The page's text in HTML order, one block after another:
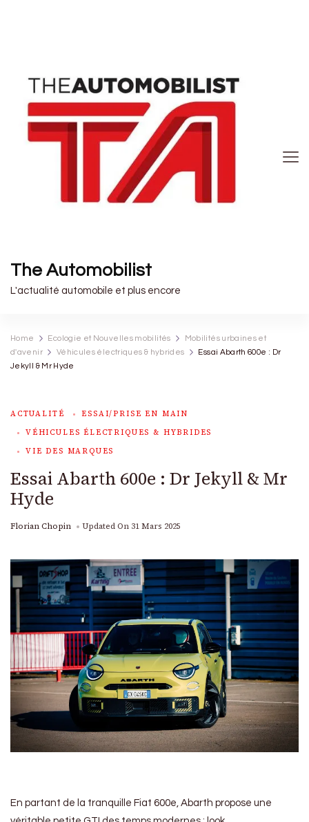
The Automobilist
L'actualité automobile et plus encore
Home Ecologie et Nouvelles mobilités
Mobilités urbaines et
d'avenir
Véhicules électriques & hybrides
Essai Abarth 600e : Dr
Jekyll & Mr Hyde
ACTUALITÉ
ESSAI/PRISE EN MAIN
VÉHICULES ÉLECTRIQUES & HYBRIDES
VIE DES MARQUES
Essai Abarth 600e : Dr Jekyll & Mr
Hyde
Florian Chopin Updated On 31 Mars 2025
En partant de la tranquille Fiat 600e, Abarth propose une